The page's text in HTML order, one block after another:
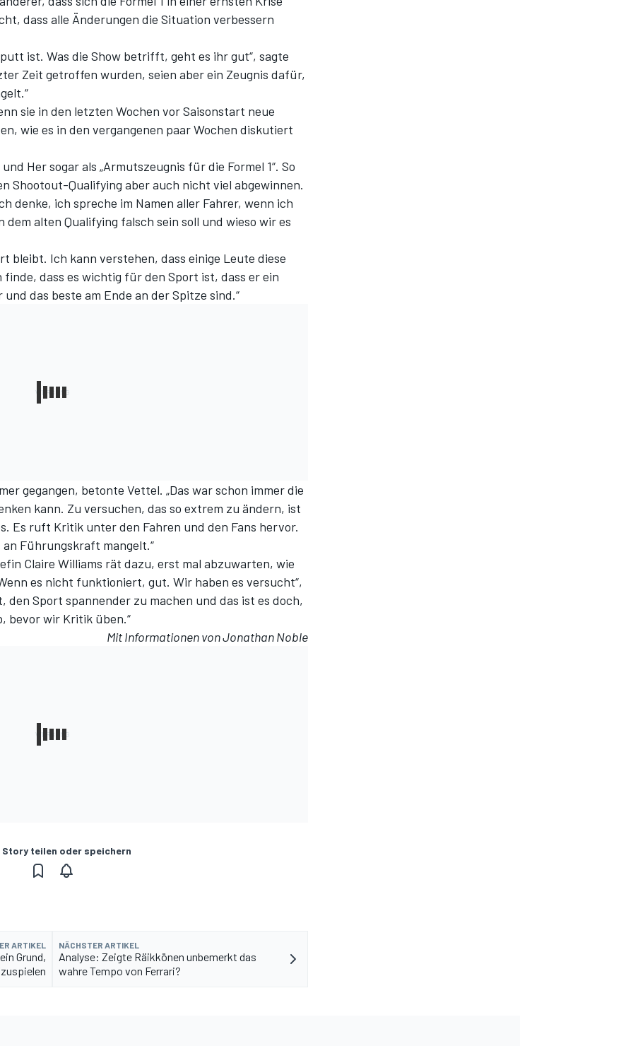
dass alle Änderungen die Situation verbessern
ist. Was die Show betrifft, geht es ihr gut“, sagte
Zeit getroffen wurden, seien aber ein Zeugnis dafür,
sie in den letzten Wochen vor Saisonstart neue
wie es in den vergangenen paar Wochen diskutiert
Her sogar als „Armutszeugnis für die Formel 1“. So
Shootout-Qualifying aber auch nicht viel abgewinnen.
denke, ich spreche im Namen aller Fahrer, wenn ich
alten Qualifying falsch sein soll und wieso wir es
bleibt. Ich kann verstehen, dass einige Leute diese
dass es wichtig für den Sport ist, dass er ein
das beste am Ende an der Spitze sind.“
gegangen, betonte Vettel. „Das war schon immer die
kann. Zu versuchen, das so extrem zu ändern, ist
Es ruft Kritik unter den Fahren und den Fans hervor.
an Führungskraft mangelt.“
Claire Williams rät dazu, erst mal abzuwarten, wie
es nicht funktioniert, gut. Wir haben es versucht“,
den Sport spannender zu machen und das ist es doch,
bevor wir Kritik üben.“
Mit Informationen von Jonathan Noble
Story teilen oder speichern
ARTIKEL
Grund,
NÄCHSTER ARTIKEL
Analyse: Zeigte Räikkönen unbemerkt das
wahre Tempo von Ferrari?